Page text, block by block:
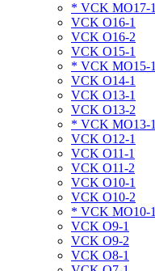
* VCK MO17-1
VCK O16-1
VCK O16-2
VCK O15-1
* VCK MO15-1
VCK O14-1
VCK O13-1
VCK O13-2
* VCK MO13-1
VCK O12-1
VCK O11-1
VCK O11-2
VCK O10-1
VCK O10-2
* VCK MO10-1
VCK O9-1
VCK O9-2
VCK O8-1